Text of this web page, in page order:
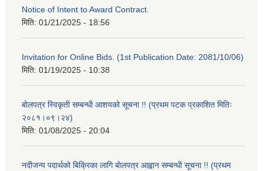
Notice of Intent to Award Contract.
मिति: 01/21/2025 - 18:56
Invitation for Online Bids. (1st Publication Date: 2081/10/06)
मिति: 01/19/2025 - 10:38
बोलपत्र स्विकृती सम्बन्धी आशयको सूचना !! (प्रथम पटक प्रकाशित मितिः
२०८१।०९।२४)
मिति: 01/08/2025 - 20:04
नदीजन्य पदार्थको बिक्रिका लागि बोलपत्र आह्वान सम्बन्धी सूचना !! (प्रथम